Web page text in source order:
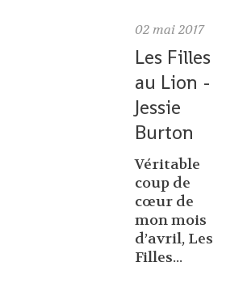
02 mai 2017
Les Filles
au Lion -
Jessie
Burton
Véritable
coup de
cœur de
mon mois
d’avril, Les
Filles...